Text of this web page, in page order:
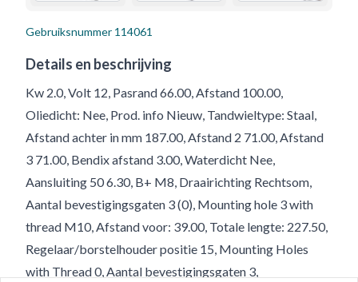
Gebruiksnummer 114061
Details en beschrijving
Kw 2.0, Volt 12, Pasrand 66.00, Afstand 100.00,
Oliedicht: Nee, Prod. info Nieuw, Tandwieltype: Staal,
Afstand achter in mm 187.00, Afstand 2 71.00, Afstand
3 71.00, Bendix afstand 3.00, Waterdicht Nee,
Aansluiting 50 6.30, B+ M8, Draairichting Rechtsom,
Aantal bevestigingsgaten 3 (0), Mounting hole 3 with
thread M10, Afstand voor: 39.00, Totale lengte: 227.50,
Regelaar/borstelhouder positie 15, Mounting Holes
with Thread 0, Aantal bevestigingsgaten 3,